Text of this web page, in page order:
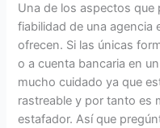
Una de los aspectos que
fiabilidad de una agencia
ofrecen. Si las únicas
o a cuenta bancaria en
mucho cuidado ya que
rastreable y por tanto es
estafador. Así que